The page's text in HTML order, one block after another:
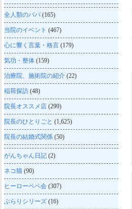
全人類のパパ (165)
当院のイベント (467)
心に響く言葉・格言 (179)
気功・整体 (159)
治療院、施術院の紹介 (22)
稲荷探訪 (48)
院長オススメ店 (299)
院長のひとりごと (1,625)
院長の結婚式関係 (50)
がんちゃん日記 (2)
ネコ猫 (90)
ヒーローペペ会 (307)
ぶらりシリーズ (16)